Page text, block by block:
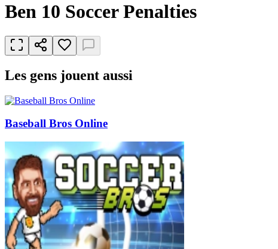
Ben 10 Soccer Penalties
Les gens jouent aussi
Baseball Bros Online